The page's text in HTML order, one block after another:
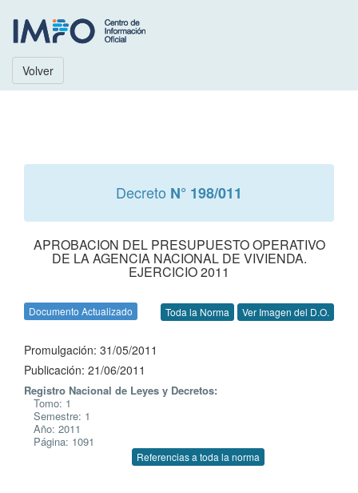
Volver
Decreto N° 198/011
APROBACION DEL PRESUPUESTO OPERATIVO
DE LA AGENCIA NACIONAL DE VIVIENDA.
EJERCICIO 2011
Documento Actualizado Toda la Norma Ver Imagen del D.O.
Promulgación: 31/05/2011
Publicación: 21/06/2011
Registro Nacional de Leyes y Decretos:
Tomo: 1
Semestre: 1
Año: 2011
Página: 1091
Referencias a toda la norma